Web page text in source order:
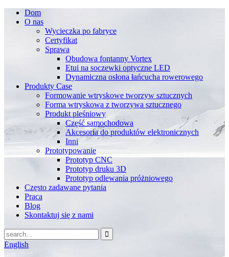
Dom
O nas
Wycieczka po fabryce
Certyfikat
Sprawa
Obudowa fontanny Vortex
Etui na soczewki optyczne LED
Dynamiczna osłona łańcucha rowerowego
Produkty Case
Formowanie wtryskowe tworzyw sztucznych
Forma wtryskowa z tworzywa sztucznego
Produkt pleśniowy
Część samochodowa
Akcesoria do produktów elektronicznych
Inni
Prototypowanie
Prototyp CNC
Prototyp druku 3D
Prototyp odlewania próżniowego
Często zadawane pytania
Praca
Blog
Skontaktuj się z nami
English